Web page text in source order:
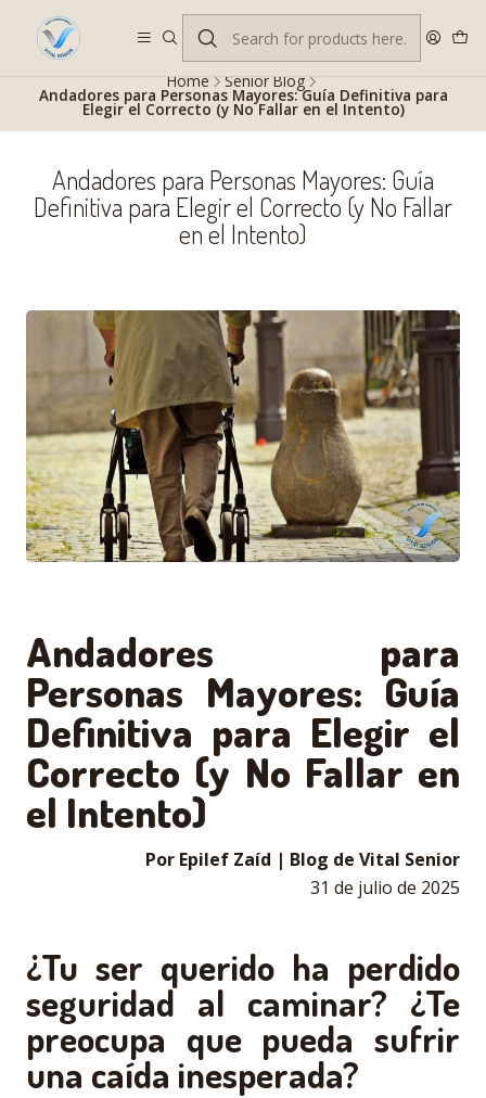
Despacho gratis en RM desde $100.000. Revisa las condiciones.
Home Senior Blog
Andadores para Personas Mayores: Guía Definitiva para
Elegir el Correcto (y No Fallar en el Intento)
Andadores para Personas Mayores: Guía
Definitiva para Elegir el Correcto (y No Fallar
en el Intento)
Andadores para
Personas Mayores: Guía
Definitiva para Elegir el
Correcto (y No Fallar en
el Intento)
Por Epilef Zaíd | Blog de Vital Senior
31 de julio de 2025
¿Tu ser querido ha perdido
seguridad al caminar? ¿Te
preocupa que pueda sufrir
una caída inesperada?